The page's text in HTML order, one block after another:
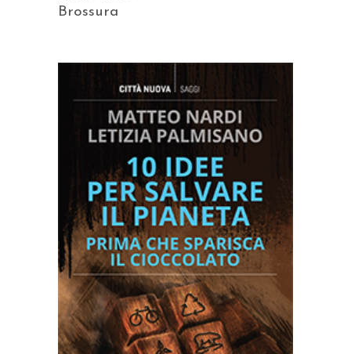
Brossura
AGGIUNGI AL CARRELLO